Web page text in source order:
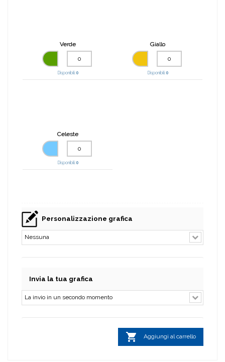
Verde
Disponibili: 0
Giallo
Disponibili: 0
Celeste
Disponibili: 0
Personalizzazione grafica
Invia la tua grafica
 Aggiungi al carrello